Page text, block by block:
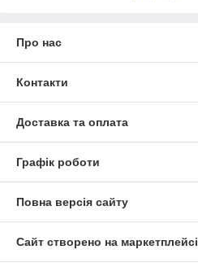
Про нас
Контакти
Доставка та оплата
Графік роботи
Повна версія сайту
Сайт створено на маркетплейсі